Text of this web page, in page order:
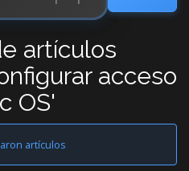
artículos
acceso
OS'
artículos